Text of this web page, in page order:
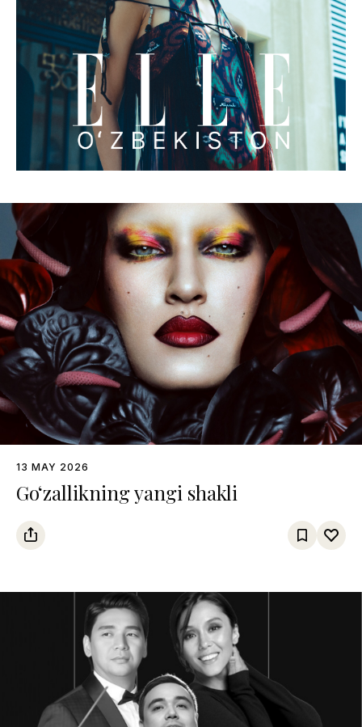
13 MAY 2026
Go‘zallikning yangi shakli